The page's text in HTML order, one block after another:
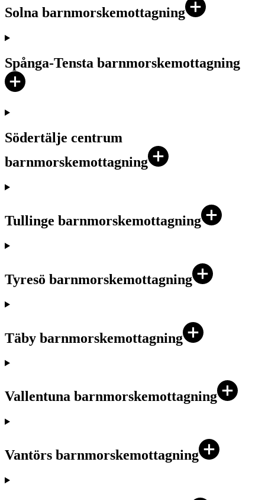
Solna barnmorskemottagning
Spånga-Tensta barnmorskemottagning
Södertälje centrum
barnmorskemottagning
Tullinge barnmorskemottagning
Tyresö barnmorskemottagning
Täby barnmorskemottagning
Vallentuna barnmorskemottagning
Vantörs barnmorskemottagning